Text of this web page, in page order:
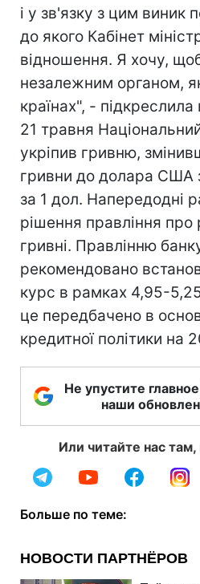
і у зв'язку з цим виник
до якого Кабінет
відношення. Я хочу,
незалежним органом,
країнах", -
21 травня
укріпив гривню,
гривни до долара США
за 1 дол. Напередодні
рішення правління про
гривні. Правлінню
рекомендовано
курс в рамках 4,95-
це передбачено в
кредитної політики на
Не упустите
наши
Или читайте нас
Больше по теме: